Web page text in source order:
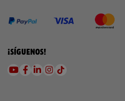
¡SÍGUENOS!